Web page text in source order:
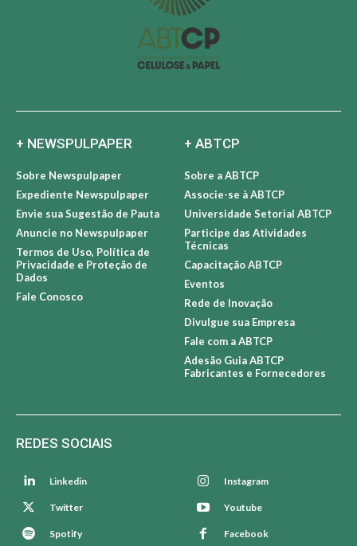
+ NEWSPULPAPER
Sobre Newspulpaper
Expediente Newspulpaper
Envie sua Sugestão de Pauta
Anuncie no Newspulpaper
Termos de Uso, Política de
Privacidade e Proteção de
Dados
Fale Conosco
+ ABTCP
Sobre a ABTCP
Associe-se à ABTCP
Universidade Setorial ABTCP
Participe das Atividades
Técnicas
Capacitação ABTCP
Eventos
Rede de Inovação
Divulgue sua Empresa
Fale com a ABTCP
Adesão Guia ABTCP
Fabricantes e Fornecedores
REDES SOCIAIS
Linkedin Instagram
Twitter Youtube
Spotify Facebook